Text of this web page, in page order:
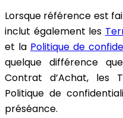
Lorsque référence est
inclut également les
et la Politique de
quelque différence
Contrat d’Achat, les
Politique de
préséance.